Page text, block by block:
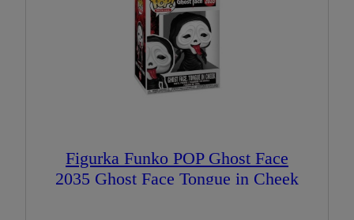
Figurka Funko POP Ghost Face
2035 Ghost Face Tongue in Cheek